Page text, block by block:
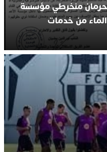
منخرطي مؤسسة
من خدمات